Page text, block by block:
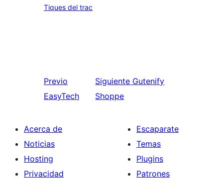
Tiques del trac
Previo
EasyTech
Siguiente Gutenify
Shoppe
Acerca de
Noticias
Hosting
Privacidad
Escaparate
Temas
Plugins
Patrones